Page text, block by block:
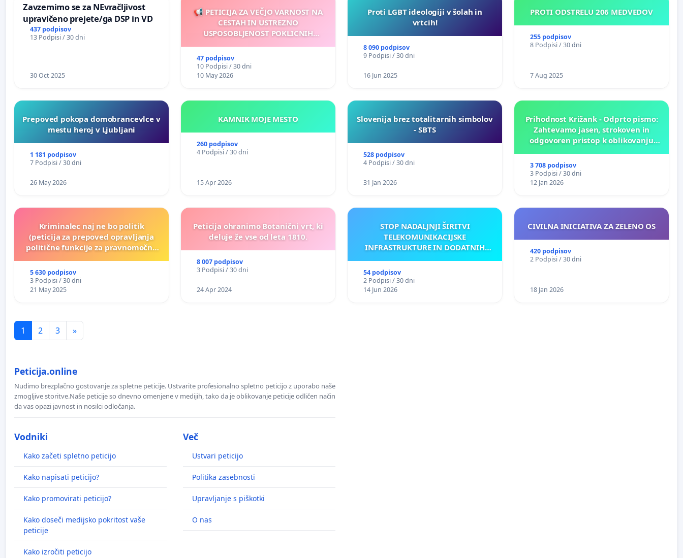
Zavzemimo se za NEvračljivost
upravičeno prejete/ga DSP in VD
437 podpisov
13 Podpisi / 30 dni
30 Oct 2025
📢 PETICIJA ZA VEČJO VARNOST NA
CESTAH IN USTREZNO
USPOSOBLJENOST POKLICNIH
47 podpisov
10 Podpisi / 30 dni
10 May 2026
Proti LGBT ideologiji v šolah in
vrtcih!
8 090 podpisov
9 Podpisi / 30 dni
16 Jun 2025
PROTI ODSTRELU 206 MEDVEDOV
255 podpisov
8 Podpisi / 30 dni
7 Aug 2025
Prepoved pokopa domobrancevlce v
mestu heroj v Ljubljani
1 181 podpisov
7 Podpisi / 30 dni
26 May 2026
KAMNIK MOJE MESTO
260 podpisov
4 Podpisi / 30 dni
15 Apr 2026
Slovenija brez totalitarnih simbolov
- SBTS
528 podpisov
4 Podpisi / 30 dni
31 Jan 2026
Prihodnost Križank - Odprto pismo:
Zahtevamo jasen, strokoven in
odgovoren pristop k oblikovanju
3 708 podpisov
3 Podpisi / 30 dni
12 Jan 2026
Kriminalec naj ne bo politik
(peticija za prepoved opravljanja
politične funkcije za pravnomočno
5 630 podpisov
3 Podpisi / 30 dni
21 May 2025
Peticija ohranimo Botanični vrt, ki
deluje že vse od leta 1810.
8 007 podpisov
3 Podpisi / 30 dni
24 Apr 2024
STOP NADALJNJI ŠIRITVI
TELEKOMUNIKACIJSKE
INFRASTRUKTURE IN DODATNIH
54 podpisov
2 Podpisi / 30 dni
14 Jun 2026
CIVILNA INICIATIVA ZA ZELENO OS
420 podpisov
2 Podpisi / 30 dni
18 Jan 2026
1 2 3 »
Peticija.online
Nudimo brezplačno gostovanje za spletne peticije. Ustvarite profesionalno spletno peticijo z uporabo naše
zmogljive storitve.Naše peticije so dnevno omenjene v medijih, tako da je oblikovanje peticije odličen način
da vas opazi javnost in nosilci odločanja.
Vodniki
Kako začeti spletno peticijo
Kako napisati peticijo?
Kako promovirati peticijo?
Kako doseči medijsko pokritost vaše
peticije
Kako izročiti peticijo
Več
Ustvari peticijo
Politika zasebnosti
Upravljanje s piškotki
O nas